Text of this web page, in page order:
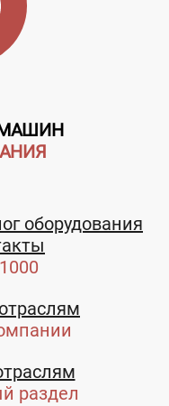
оборудования
раздел